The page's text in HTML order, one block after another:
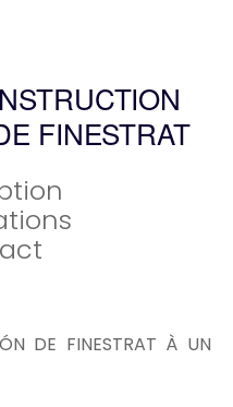
FINESTRAT
DE FINESTRAT À UN